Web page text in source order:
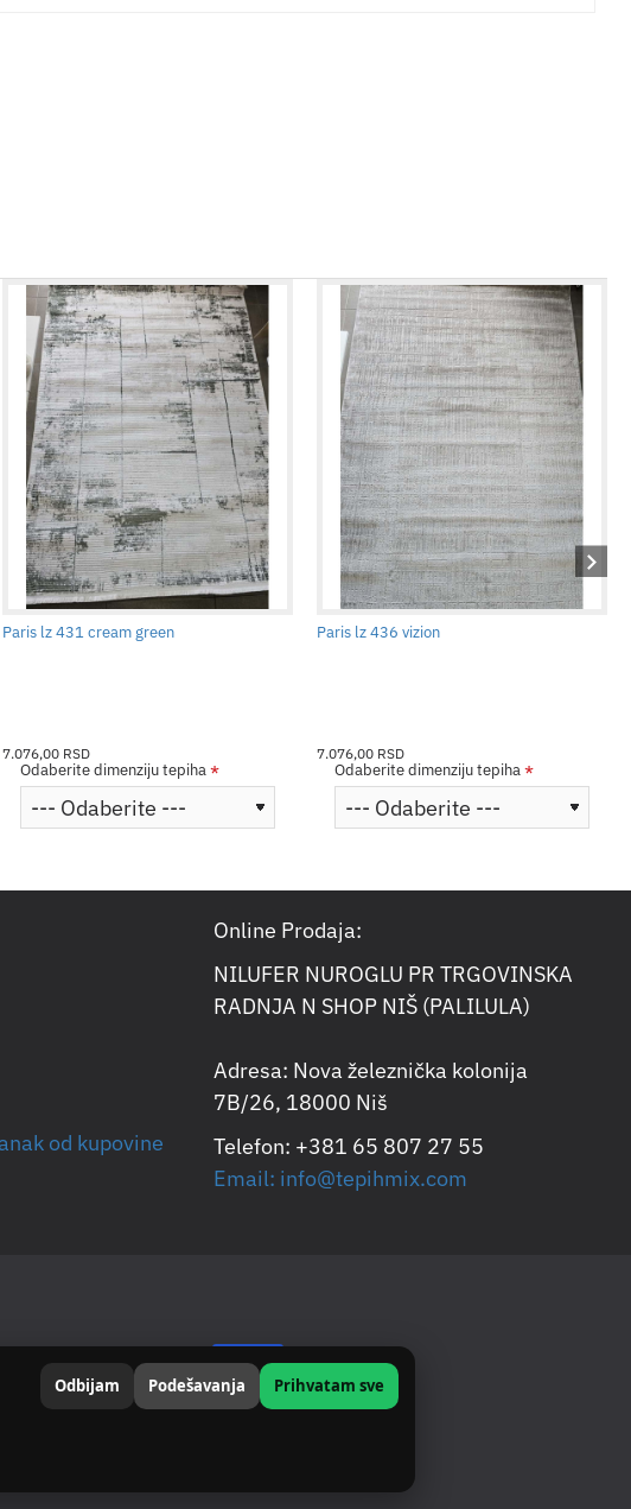
Paris lz 431 cream green
7.076,00 RSD
Odaberite dimenziju tepiha
Paris lz 436 vizion
7.076,00 RSD
Odaberite dimenziju tepiha
od kupovine
Online Prodaja:
NILUFER NUROGLU PR TRGOVINSKA
RADNJA N SHOP NIŠ (PALILULA)
Adresa: Nova železnička kolonija
7B/26, 18000 Niš
Telefon: +381 65 807 27 55
Email: info@tepihmix.com
Odbijam Podešavanja Prihvatam sve